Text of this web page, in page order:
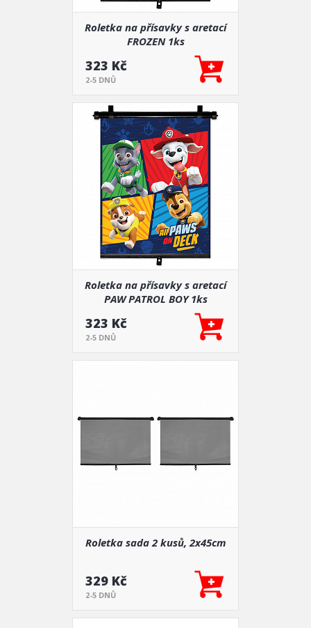
Roletka na přísavky s aretací
FROZEN 1ks
323 Kč
2-5 DNŮ
Roletka na přísavky s aretací
PAW PATROL BOY 1ks
323 Kč
2-5 DNŮ
Roletka sada 2 kusů, 2x45cm
329 Kč
2-5 DNŮ